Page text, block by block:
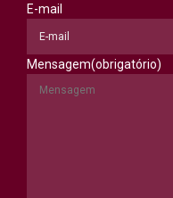
E-mail
Mensagem(obrigatório)